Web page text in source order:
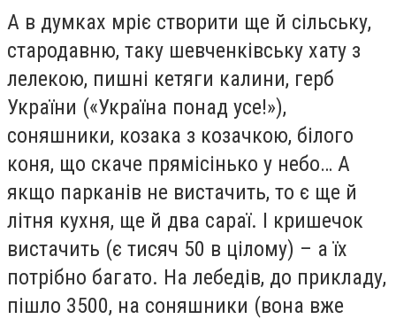
А в думках мріє створити ще й сільську,
стародавню, таку шевченківську хату з
лелекою, пишні кетяги калини, герб
України («Україна понад усе!»),
соняшники, козака з козачкою, білого
коня, що скаче прямісінько у небо… А
якщо парканів не вистачить, то є ще й
літня кухня, ще й два сараї. І кришечок
вистачить (є тисяч 50 в цілому) – а їх
потрібно багато. На лебедів, до прикладу,
пішло 3500, на соняшники (вона вже